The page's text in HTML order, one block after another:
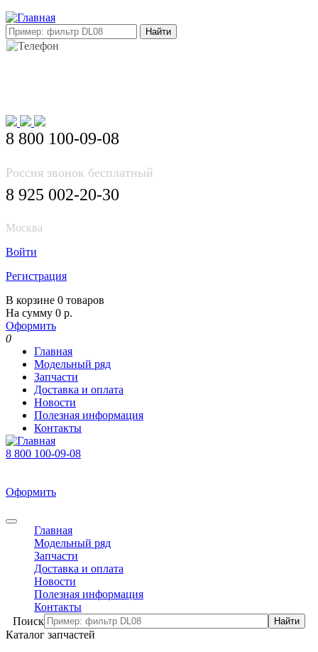
8 800 100-09-08
Россия звонок бесплатный
8 925 002-20-30
Москва
Войти
Регистрация
В корзине 0 товаров
На сумму 0 р.
Оформить
0
Главная
Модельный ряд
Запчасти
Доставка и оплата
Новости
Полезная информация
Контакты
8 800 100-09-08
Оформить
Главная
Модельный ряд
Запчасти
Доставка и оплата
Новости
Полезная информация
Контакты
Поиск
Каталог запчастей